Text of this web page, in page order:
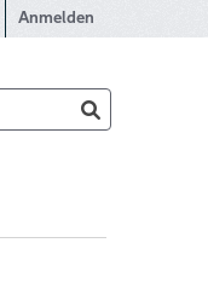
Anmelden